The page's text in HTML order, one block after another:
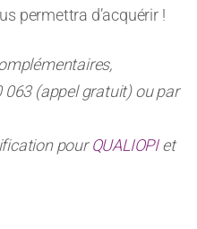
permettra d’acquérir !
(appel gratuit) ou par
pourQUALIOPIet